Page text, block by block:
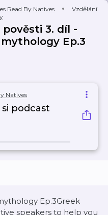
Read By Natives
Vzdělání
pověsti 3. díl -
Ep.3
Natives
podcast
Ep.3Greek
speakers to help you